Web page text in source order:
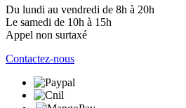
Du lundi au vendredi de 8h à 20h
Le samedi de 10h à 15h
Appel non surtaxé
Contactez-nous